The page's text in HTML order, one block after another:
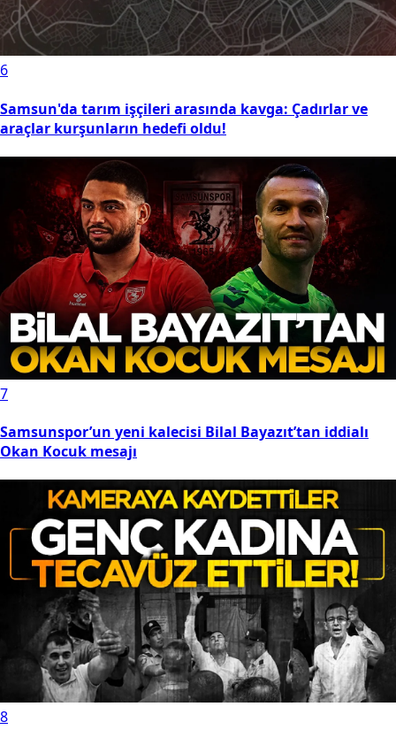
6
Samsun'da tarım işçileri arasında kavga: Çadırlar ve
araçlar kurşunların hedefi oldu!
7
Samsunspor’un yeni kalecisi Bilal Bayazıt’tan iddialı
Okan Kocuk mesajı
8